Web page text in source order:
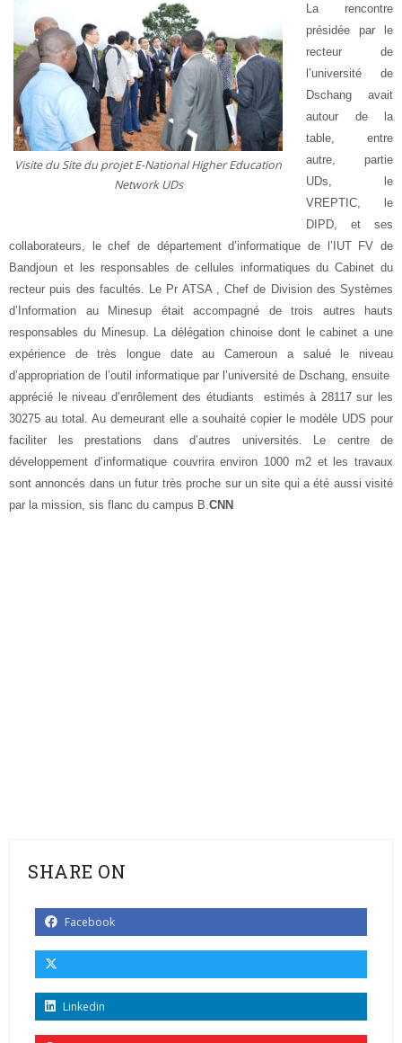
Visite du Site du projet E-National Higher Education
Network UDs
La rencontre
présidée par le
recteur de
l’université de
Dschang avait
autour de la
table, entre
autre, partie
UDs, le
VREPTIC, le
DIPD, et ses
collaborateurs, le chef de département d’informatique de l’IUT FV de
Bandjoun et les responsables de cellules informatiques du Cabinet du
recteur puis des facultés. Le Pr ATSA , Chef de Division des Systèmes
d’Information au Minesup était accompagné de trois autres hauts
responsables du Minesup. La délégation chinoise dont le cabinet a une
expérience de très longue date au Cameroun a salué le niveau
d’appropriation de l’outil informatique par l’université de Dschang, ensuite
apprécié le niveau d’enrôlement des étudiants estimés à 28117 sur les
30275 au total. Au demeurant elle a souhaité copier le modèle UDS pour
faciliter les prestations dans d’autres universités. Le centre de
développement d’informatique couvrira environ 1000 m2 et les travaux
sont annoncés dans un futur très proche sur un site qui a été aussi visité
par la mission, sis flanc du campus B. CNN
SHARE ON
Facebook
Linkedin